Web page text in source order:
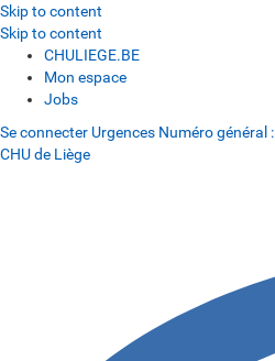
Skip to content
Skip to content
CHULIEGE.BE
Mon espace
Jobs
Se connecter Urgences Numéro général :
CHU de Liège